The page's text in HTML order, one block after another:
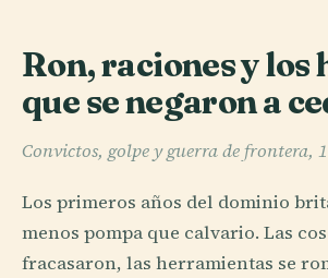
Ron, raciones y los
que se negaron a
Convictos, golpe y guerra de frontera,
Los primeros años del dominio
menos pompa que calvario. Las
fracasaron, las herramientas se